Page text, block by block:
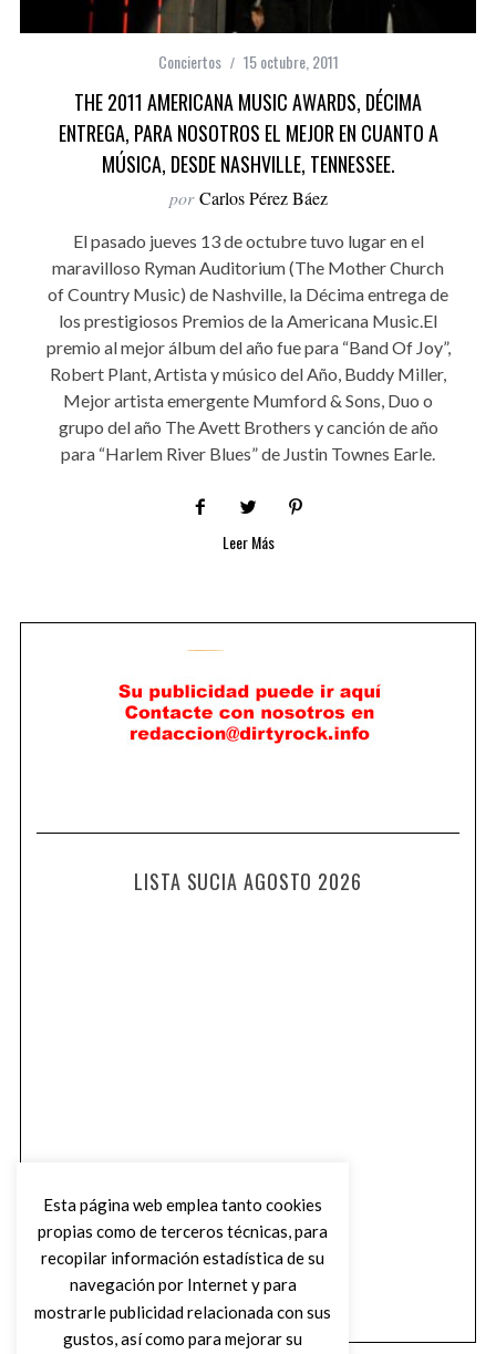
Conciertos 15 octubre, 2011
THE 2011 AMERICANA MUSIC AWARDS, DÉCIMA
ENTREGA, PARA NOSOTROS EL MEJOR EN CUANTO A
MÚSICA, DESDE NASHVILLE, TENNESSEE.
por Carlos Pérez Báez
El pasado jueves 13 de octubre tuvo lugar en el
maravilloso Ryman Auditorium (The Mother Church
of Country Music) de Nashville, la Décima entrega de
los prestigiosos Premios de la Americana Music.El
premio al mejor álbum del año fue para “Band Of Joy”,
Robert Plant, Artista y músico del Año, Buddy Miller,
Mejor artista emergente Mumford & Sons, Duo o
grupo del año The Avett Brothers y canción de año
para “Harlem River Blues” de Justin Townes Earle.
Leer Más
LISTA SUCIA AGOSTO 2026
Esta página web emplea tanto cookies
propias como de terceros técnicas, para
recopilar información estadística de su
navegación por Internet y para
mostrarle publicidad relacionada con sus
gustos, así como para mejorar su